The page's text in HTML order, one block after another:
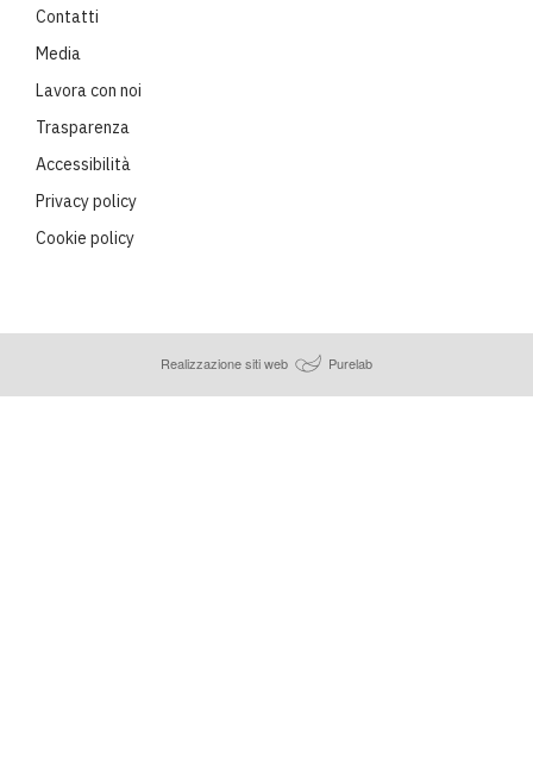
Contatti
Media
Lavora con noi
Trasparenza
Accessibilità
Privacy policy
Cookie policy
Realizzazione siti web Purelab